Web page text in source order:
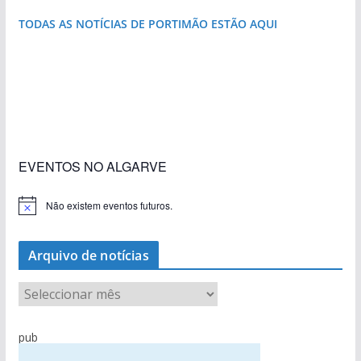
TODAS AS NOTÍCIAS DE PORTIMÃO ESTÃO AQUI
EVENTOS NO ALGARVE
Não existem eventos futuros.
Arquivo de notícias
r
pub